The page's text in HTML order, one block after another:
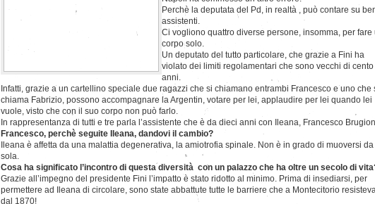
Perchè la deputata del Pd, in realtà , può contare su
assistenti.
Ci vogliono quattro diverse persone, insomma, per fare
corpo solo.
Un deputato del tutto particolare, che grazie a Fini ha
violato dei limiti regolamentari che sono vecchi di cento
anni.
Infatti, grazie a un cartellino speciale due ragazzi che si chiamano entrambi Francesco e uno che
chiama Fabrizio, possono accompagnare la Argentin, votare per lei, applaudire per lei quando lei
vuole, visto che con il suo corpo non può farlo.
In rappresentanza di tutti e tre parla l’assistente che è da dieci anni con Ileana, Francesco
Francesco, perchè seguite Ileana, dandovi il cambio?
Ileana è affetta da una malattia degenerativa, la amiotrofia spinale. Non è in grado di muoversi da
sola.
Cosa ha significato l’incontro di questa diversità con un palazzo che ha oltre un secolo di
Grazie all’impegno del presidente Fini l’impatto è stato ridotto al minimo. Prima di insediarsi, per
permettere ad Ileana di circolare, sono state abbattute tutte le barriere che a Montecitorio
dal 1870!